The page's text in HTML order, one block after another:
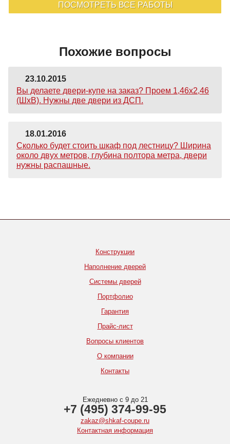
ПОСМОТРЕТЬ ВСЕ РАБОТЫ
Похожие вопросы
23.10.2015
Вы делаете двери-купе на заказ? Проем 1,46х2,46
(ШхВ). Нужны две двери из ДСП.
18.01.2016
Сколько будет стоить шкаф под лестницу? Ширина
около двух метров, глубина полтора метра, двери
нужны распашные.
Конструкции
Наполнение дверей
Системы дверей
Портфолио
Гарантия
Прайс-лист
Вопросы клиентов
О компании
Контакты
Ежедневно с 9 до 21
+7 (495) 374-99-95
zakaz@shkaf-coupe.ru
Контактная информация